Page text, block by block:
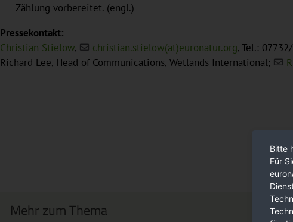
Zählung vorbereitet. (engl.)
Pressekontakt:
Christian Stielow, christian.stielow(at)euronatur.org, Tel.:
Richard Lee, Head of Communications, Wetlands International;
Mehr zum Thema
Bitte
Für